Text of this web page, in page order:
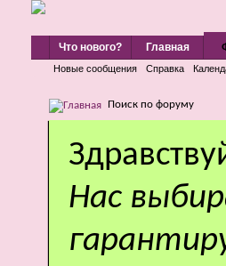
Что нового? Главная
Новые сообщения Справка
Поиск по форуму
Нас